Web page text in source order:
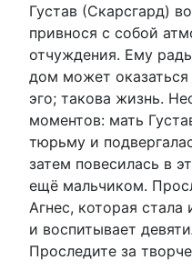
Густав (Скарсгард)
привнося с собой
отчуждения. Ему
дом может
эго; такова жизнь.
моментов: мать
тюрьму и
затем повесилась в
ещё мальчиком.
Агнес, которая
и воспитывает
Проследите за